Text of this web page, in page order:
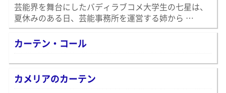
芸能界を舞台にしたバディラブコメ大学生の七星は、
夏休みのある日、芸能事務所を運営する姉から …
カーテン・コール
カメリアのカーテン